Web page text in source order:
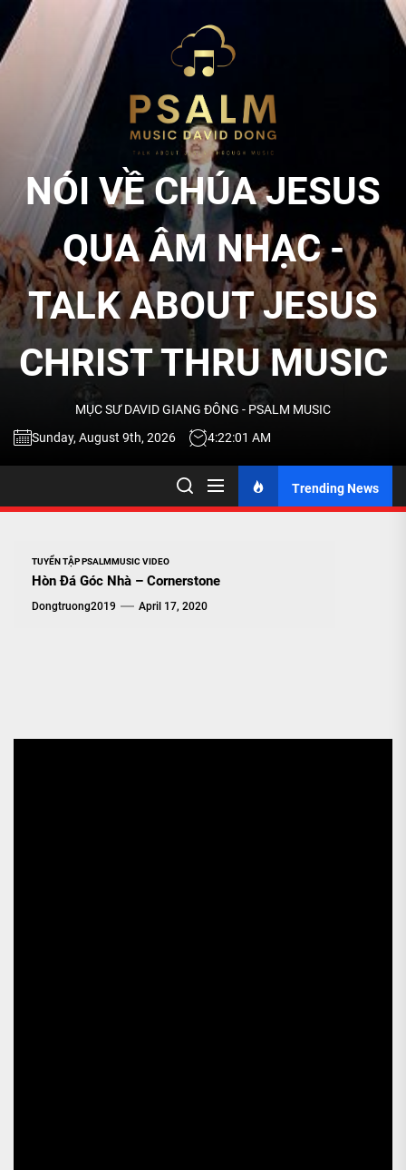
Skip
the
QUA
ÂM
NHẠC
TALK
THRU
NÓI VỀ CHÚA JESUS
QUA ÂM NHẠC -
TALK ABOUT JESUS
CHRIST THRU MUSIC
MỤC SƯ DAVID GIANG ĐÔNG - PSALM MUSIC
Sunday, August 9th, 2026
4:22:02 AM
Trending News
TUYỂN TẬP PSALMMUSIC VIDEO
Hòn Đá Góc Nhà – Cornerstone
Dongtruong2019 April 17, 2020